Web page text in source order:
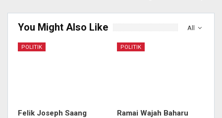
All
You Might Also Like
POLITIK
Felik Joseph Saang
POLITIK
Ramai Wajah Baharu